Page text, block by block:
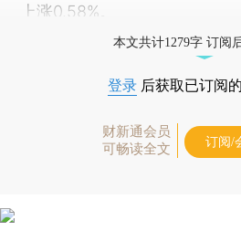
上涨0.58%。
本文共计1279字 订阅
登录 后获取已订阅
财新通会员
可畅读全文
订阅/